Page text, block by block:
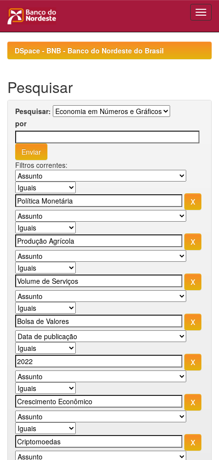
navigationDSpace - BNB - Banco do Nordeste do Brasil
Pesquisar
Pesquisar:
por
Filtros correntes: